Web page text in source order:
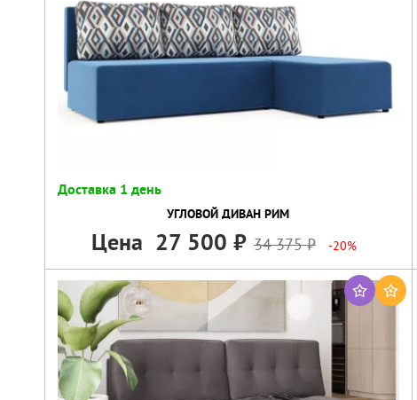
Доставка 1 день
УГЛОВОЙ ДИВАН РИМ
Цена 27 500 34 375 -20%